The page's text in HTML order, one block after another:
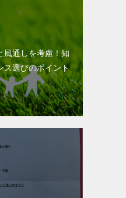
風通しを考慮！知
ス選びのポイント